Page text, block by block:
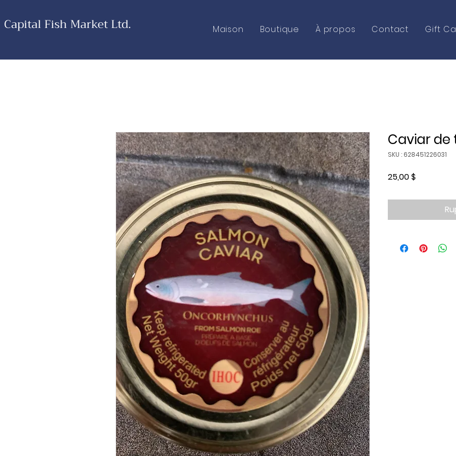
Capital Fish Market Ltd. Maison Boutique À propos Contact Gift
Caviar de
SKU : 628451226031
25,00 $